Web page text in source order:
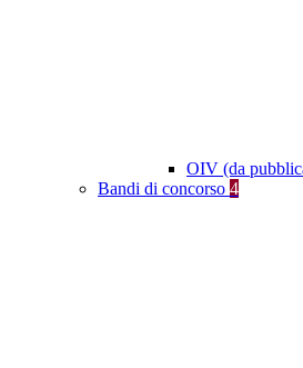
OIV (da
Bandi di concorso 4